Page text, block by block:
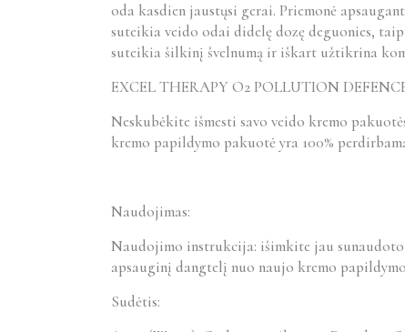
oda kasdien jaustųsi gerai. Priemonė
suteikia veido odai didelę dozę deguonies,
suteikia šilkinį švelnumą ir iškart užtikrina
EXCEL THERAPY O2 POLLUTION
Neskubėkite išmesti savo veido kremo
kremo papildymo pakuotė yra 100%
Naudojimas:
Naudojimo instrukcija: išimkite jau
apsauginį dangtelį nuo naujo kremo
Sudėtis: